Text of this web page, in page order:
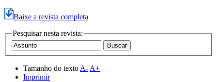
Baixe a revista completa
Pesquisar nesta revista:
Tamanho do texto A- A+
Imprimir